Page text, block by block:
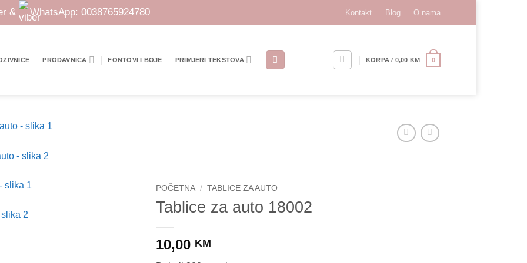
& WhatsApp: 0038765924780 Kontakt Blog O nama
PRODAVNICA FONTOVI I BOJE PRIMJERI TEKSTOVA KORPA / 0,00 KM 0
POČETNA / TABLICE ZA AUTO
Tablice za auto 18002
10,00 KM